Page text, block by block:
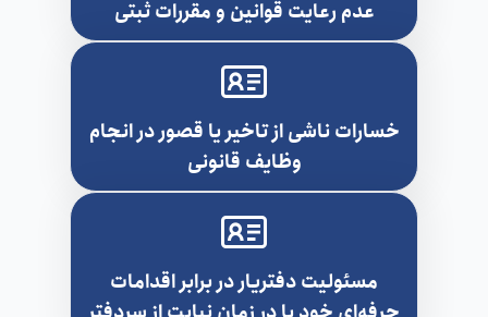
عدم رعایت قوانین و مقررات ثبتی
خسارات ناشی از تاخیر یا قصور در انجام
وظایف قانونی
مسئولیت دفتریار در برابر اقدامات